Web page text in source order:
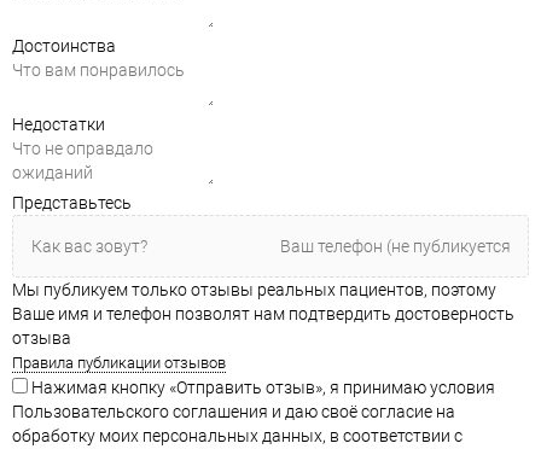
Достоинства
Недостатки
Представьтесь
Мы публикуем только отзывы реальных пациентов, поэтому
Ваше имя и телефон позволят нам подтвердить достоверность
отзыва
Правила публикации отзывов
Нажимая кнопку «Отправить отзыв», я принимаю условия
Пользовательского соглашения и даю своё согласие на
обработку моих персональных данных, в соответствии с